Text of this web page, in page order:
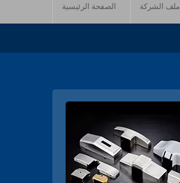
الصفحة الرئيسية ملف الشركة